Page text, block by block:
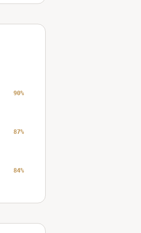
90%
87%
84%